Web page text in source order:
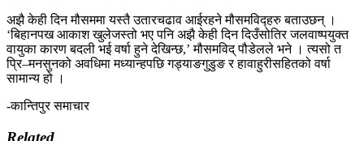
अझै केही दिन मौसममा यस्तै उतारचढाव आईरहने मौसमविद्हरु बताउछन् ।
‘बिहानपख आकाश खुलेजस्तो भए पनि अझै केही दिन दिउँसोतिर जलवाष्पयुक्त
वायुका कारण बदली भई वर्षा हुने देखिन्छ,’ मौसमविद् पौडेलले भने । त्यसो त
प्रि–मनसुनको अवधिमा मध्यान्हपछि गड्याङगुडुङ र हावाहुरीसहितको वर्षा
सामान्य हो ।
-कान्तिपुर समाचार
Related